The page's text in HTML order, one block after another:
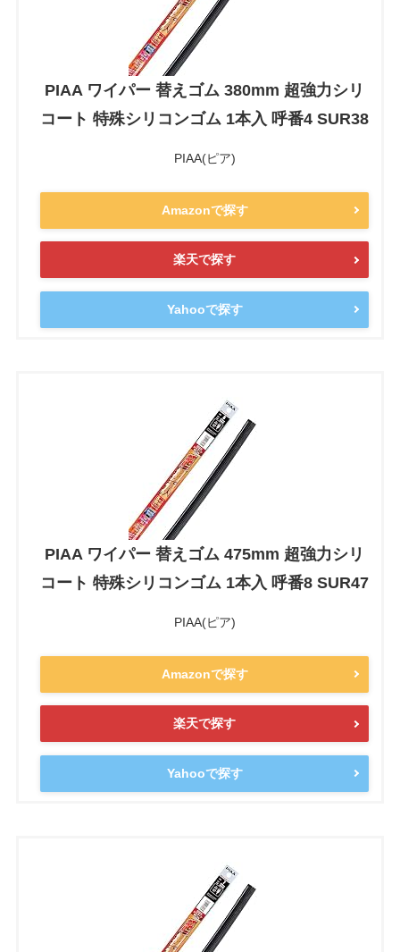
PIAA ワイパー 替えゴム 380mm 超強力シリ
コート 特殊シリコンゴム 1本入 呼番4 SUR38
PIAA(ピア)
Amazonで探す
楽天で探す
Yahooで探す
PIAA ワイパー 替えゴム 475mm 超強力シリ
コート 特殊シリコンゴム 1本入 呼番8 SUR47
PIAA(ピア)
Amazonで探す
楽天で探す
Yahooで探す